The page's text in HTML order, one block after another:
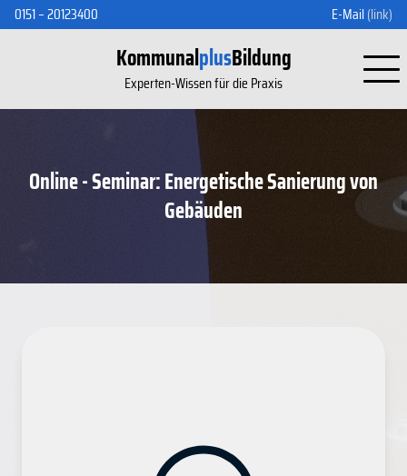
0151 – 20123400 E-Mail(link)
KommunalplusBildung
Experten-Wissen für die Praxis
Online - Seminar: Energetische Sanierung von
Gebäuden